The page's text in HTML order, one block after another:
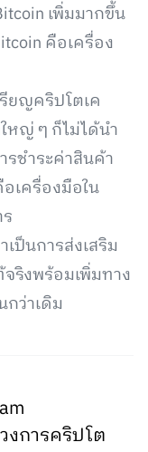
เพิ่มมากขึ้น
คือเครื่อง
ยญคริปโตเค
หญ่ ๆ ก็ไม่ได้นำ
รชำระค่าสินค้า
เครื่องมือใน
เป็นการส่งเสริม
ริงพร้อมเพิ่มทาง
ว่าเดิม
วงการคริปโต